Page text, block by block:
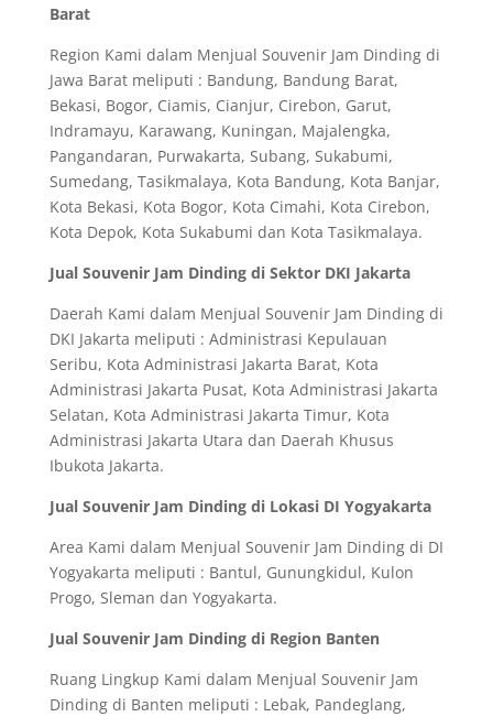
Barat
Region Kami dalam Menjual Souvenir Jam Dinding di
Jawa Barat meliputi : Bandung, Bandung Barat,
Bekasi, Bogor, Ciamis, Cianjur, Cirebon, Garut,
Indramayu, Karawang, Kuningan, Majalengka,
Pangandaran, Purwakarta, Subang, Sukabumi,
Sumedang, Tasikmalaya, Kota Bandung, Kota Banjar,
Kota Bekasi, Kota Bogor, Kota Cimahi, Kota Cirebon,
Kota Depok, Kota Sukabumi dan Kota Tasikmalaya.
Jual Souvenir Jam Dinding di Sektor DKI Jakarta
Daerah Kami dalam Menjual Souvenir Jam Dinding di
DKI Jakarta meliputi : Administrasi Kepulauan
Seribu, Kota Administrasi Jakarta Barat, Kota
Administrasi Jakarta Pusat, Kota Administrasi Jakarta
Selatan, Kota Administrasi Jakarta Timur, Kota
Administrasi Jakarta Utara dan Daerah Khusus
Ibukota Jakarta.
Jual Souvenir Jam Dinding di Lokasi DI Yogyakarta
Area Kami dalam Menjual Souvenir Jam Dinding di DI
Yogyakarta meliputi : Bantul, Gunungkidul, Kulon
Progo, Sleman dan Yogyakarta.
Jual Souvenir Jam Dinding di Region Banten
Ruang Lingkup Kami dalam Menjual Souvenir Jam
Dinding di Banten meliputi : Lebak, Pandeglang,